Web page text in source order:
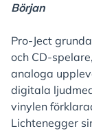
Början
Pro-Ject
och CD-
analoga
digitala
vinylen
Lichtenegger